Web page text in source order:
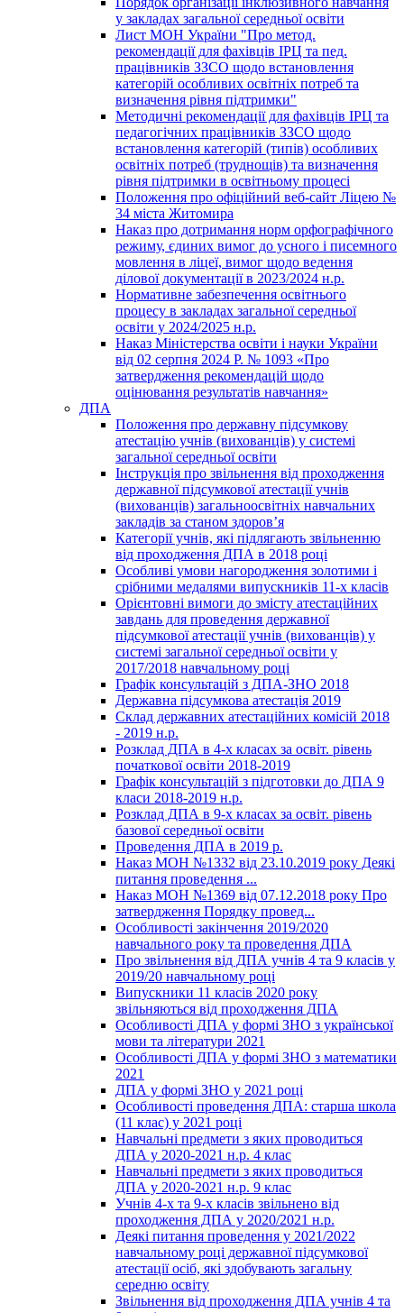
у закладах загальної середньої освіти
Лист МОН України "Про метод.
рекомендації для фахівців ІРЦ та пед.
працівників ЗЗСО щодо встановлення
категорій особливих освітніх потреб та
визначення рівня підтримки"
Методичні рекомендації для фахівців ІРЦ та
педагогічних працівників ЗЗСО щодо
встановлення категорій (типів) особливих
освітніх потреб (труднощів) та визначення
рівня підтримки в освітньому процесі
Положення про офіційний веб-сайт Ліцею №
34 міста Житомира
Наказ про дотримання норм орфографічного
режиму, єдиних вимог до усного і писемного
мовлення в ліцеї, вимог щодо ведення
ділової документації в 2023/2024 н.р.
Нормативне забезпечення освітнього
процесу в закладах загальної середньої
освіти у 2024/2025 н.р.
Наказ Міністерства освіти і науки України
від 02 серпня 2024 Р. № 1093 «Про
затвердження рекомендацій щодо
оцінювання результатів навчання»
ДПА
Положення про державну підсумкову
атестацію учнів (вихованців) у системі
загальної середньої освіти
Інструкція про звільнення від проходження
державної підсумкової атестації учнів
(вихованців) загальноосвітніх навчальних
закладів за станом здоров’я
Категорії учнів, які підлягають звільненню
від проходження ДПА в 2018 році
Особливі умови нагородження золотими і
срібними медалями випускників 11-х класів
Орієнтовні вимоги до змісту атестаційних
завдань для проведення державної
підсумкової атестації учнів (вихованців) у
системі загальної середньої освіти у
2017/2018 навчальному році
Графік консультацій з ДПА-ЗНО 2018
Державна підсумкова атестація 2019
Склад державних атестаційних комісій 2018
- 2019 н.р.
Розклад ДПА в 4-х класах за освіт. рівень
початкової освіти 2018-2019
Графік консультацій з підготовки до ДПА 9
класи 2018-2019 н.р.
Розклад ДПА в 9-х класах за освіт. рівень
базової середньої освіти
Проведення ДПА в 2019 р.
Наказ МОН №1332 від 23.10.2019 року Деякі
питання проведення ...
Наказ МОН №1369 від 07.12.2018 року Про
затвердження Порядку провед...
Особливості закінчення 2019/2020
навчального року та проведення ДПА
Про звільнення від ДПА учнів 4 та 9 класів у
2019/20 навчальному році
Випускники 11 класів 2020 року
звільняються від проходження ДПА
Особливості ДПА у формі ЗНО з української
мови та літератури 2021
Особливості ДПА у формі ЗНО з математики
2021
ДПА у формі ЗНО у 2021 році
Особливості проведення ДПА: старша школа
(11 клас) у 2021 році
Навчальні предмети з яких проводиться
ДПА у 2020-2021 н.р. 4 клас
Навчальні предмети з яких проводиться
ДПА у 2020-2021 н.р. 9 клас
Учнів 4-х та 9-х класів звільнено від
проходження ДПА у 2020/2021 н.р.
Деякі питання проведення у 2021/2022
навчальному році державної підсумкової
атестації осіб, які здобувають загальну
середню освіту
Звільнення від проходження ДПА учнів 4 та